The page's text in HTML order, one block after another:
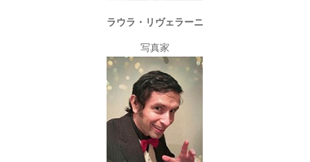
ラウラ・リヴェラーニ
写真家